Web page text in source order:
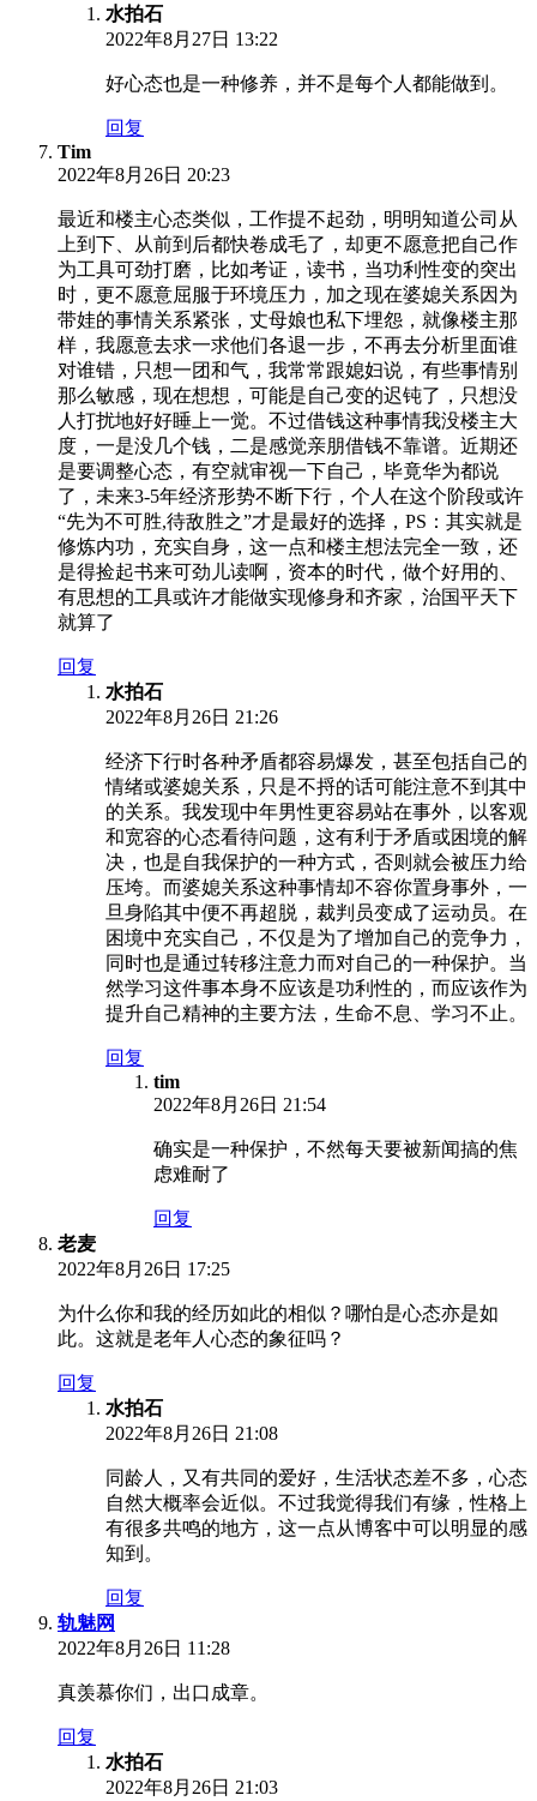
水拍石
2022年8月27日 13:22
好心态也是一种修养，并不是每个人都能做到。
回复
Tim
2022年8月26日 20:23
最近和楼主心态类似，工作提不起劲，明明知道公司从
上到下、从前到后都快卷成毛了，却更不愿意把自己作
为工具可劲打磨，比如考证，读书，当功利性变的突出
时，更不愿意屈服于环境压力，加之现在婆媳关系因为
带娃的事情关系紧张，丈母娘也私下埋怨，就像楼主那
样，我愿意去求一求他们各退一步，不再去分析里面谁
对谁错，只想一团和气，我常常跟媳妇说，有些事情别
那么敏感，现在想想，可能是自己变的迟钝了，只想没
人打扰地好好睡上一觉。不过借钱这种事情我没楼主大
度，一是没几个钱，二是感觉亲朋借钱不靠谱。近期还
是要调整心态，有空就审视一下自己，毕竟华为都说
了，未来3-5年经济形势不断下行，个人在这个阶段或许
“先为不可胜,待敌胜之”才是最好的选择，PS：其实就是
修炼内功，充实自身，这一点和楼主想法完全一致，还
是得捡起书来可劲儿读啊，资本的时代，做个好用的、
有思想的工具或许才能做实现修身和齐家，治国平天下
就算了
回复
水拍石
2022年8月26日 21:26
经济下行时各种矛盾都容易爆发，甚至包括自己的
情绪或婆媳关系，只是不捋的话可能注意不到其中
的关系。我发现中年男性更容易站在事外，以客观
和宽容的心态看待问题，这有利于矛盾或困境的解
决，也是自我保护的一种方式，否则就会被压力给
压垮。而婆媳关系这种事情却不容你置身事外，一
旦身陷其中便不再超脱，裁判员变成了运动员。在
困境中充实自己，不仅是为了增加自己的竞争力，
同时也是通过转移注意力而对自己的一种保护。当
然学习这件事本身不应该是功利性的，而应该作为
提升自己精神的主要方法，生命不息、学习不止。
回复
tim
2022年8月26日 21:54
确实是一种保护，不然每天要被新闻搞的焦
虑难耐了
回复
老麦
2022年8月26日 17:25
为什么你和我的经历如此的相似？哪怕是心态亦是如
此。这就是老年人心态的象征吗？
回复
水拍石
2022年8月26日 21:08
同龄人，又有共同的爱好，生活状态差不多，心态
自然大概率会近似。不过我觉得我们有缘，性格上
有很多共鸣的地方，这一点从博客中可以明显的感
知到。
回复
轨魅网
2022年8月26日 11:28
真羡慕你们，出口成章。
回复
水拍石
2022年8月26日 21:03